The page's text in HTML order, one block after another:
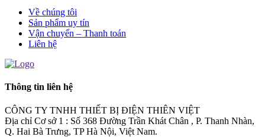
Về chúng tôi
Sản phẩm uy tín
Vận chuyển – Thanh toán
Liên hệ
Thông tin liên hệ
CÔNG TY TNHH THIẾT BỊ ĐIỆN THIÊN VIỆT
Địa chỉ Cơ sở 1 : Số 368 Đường Trần Khát Chân , P. Thanh Nhàn,
Q. Hai Bà Trưng, TP Hà Nội, Việt Nam.